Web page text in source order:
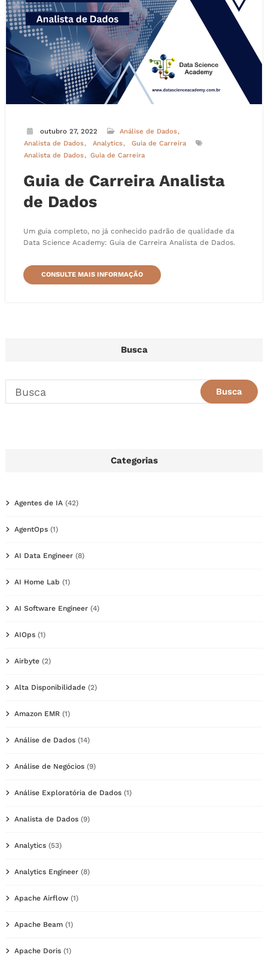
outubro 27, 2022
Análise de Dados
Analista de Dados
Analytics
Guia de Carreira
Analista de Dados
Guia de Carreira
Guia de Carreira Analista
de Dados
Um guia completo, no já conhecido padrão de qualidade da
Data Science Academy: Guia de Carreira Analista de Dados.
CONSULTE MAIS INFORMAÇÃO
Busca
Categorias
Agentes de IA (42)
AgentOps (1)
AI Data Engineer (8)
AI Home Lab (1)
AI Software Engineer (4)
AIOps (1)
Airbyte (2)
Alta Disponibilidade (2)
Amazon EMR (1)
Análise de Dados (14)
Análise de Negócios (9)
Análise Exploratória de Dados (1)
Analista de Dados (9)
Analytics (53)
Analytics Engineer (8)
Apache Airflow (1)
Apache Beam (1)
Apache Doris (1)